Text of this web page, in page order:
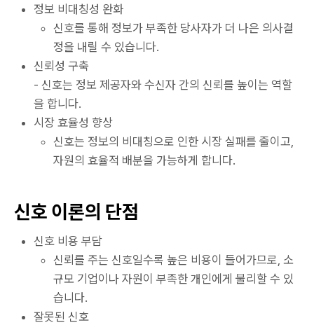
정보 비대칭성 완화
신호를 통해 정보가 부족한 당사자가 더 나은 의사결
정을 내릴 수 있습니다.
신뢰성 구축
- 신호는 정보 제공자와 수신자 간의 신뢰를 높이는 역할
을 합니다.
시장 효율성 향상
신호는 정보의 비대칭으로 인한 시장 실패를 줄이고,
자원의 효율적 배분을 가능하게 합니다.
신호 이론의 단점
신호 비용 부담
신뢰를 주는 신호일수록 높은 비용이 들어가므로, 소
규모 기업이나 자원이 부족한 개인에게 불리할 수 있
습니다.
잘못된 신호